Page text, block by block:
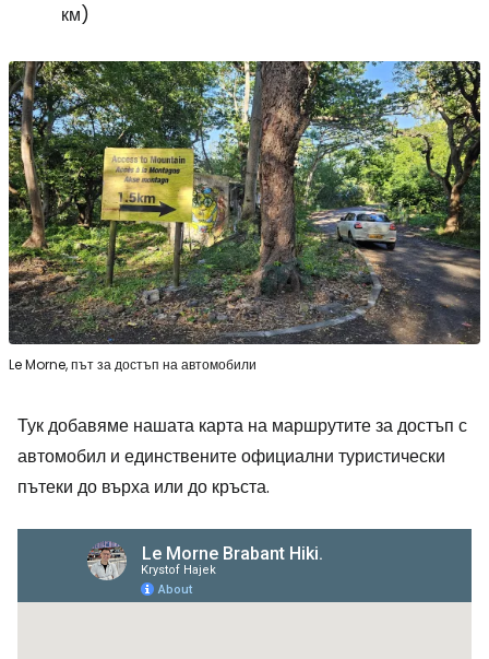
км)
Le Morne, път за достъп на автомобили
Тук добавяме нашата карта на маршрутите за достъп с
автомобил и единствените официални туристически
пътеки до върха или до кръста.